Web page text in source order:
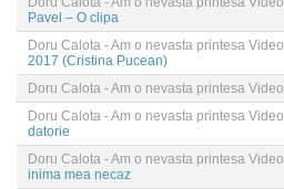
Pavel – O clipa
Doru Calota - Am o nevasta printesa Video
2017 (Cristina Pucean)
Doru Calota - Am o nevasta printesa Video
Doru Calota - Am o nevasta printesa Video
datorie
Doru Calota - Am o nevasta printesa Video
inima mea necaz